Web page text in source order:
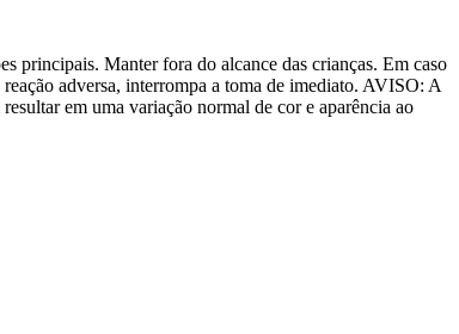
principais. Manter fora do alcance das crianças. Em caso
adversa, interrompa a toma de imediato. AVISO: A
em uma variação normal de cor e aparência ao